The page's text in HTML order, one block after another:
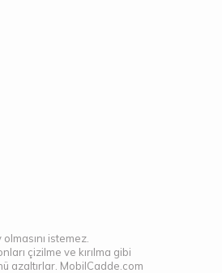
istemez.
çizilme ve kırılma gibi
azaltırlar. MobilCadde.com